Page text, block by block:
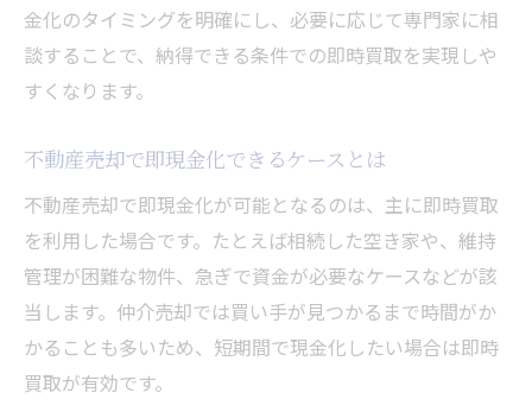
金化のタイミングを明確にし、必要に応じて専門家に相
談することで、納得できる条件での即時買取を実現しや
すくなります。
不動産売却で即現金化できるケースとは
不動産売却で即現金化が可能となるのは、主に即時買取
を利用した場合です。たとえば相続した空き家や、維持
管理が困難な物件、急ぎで資金が必要なケースなどが該
当します。仲介売却では買い手が見つかるまで時間がか
かることも多いため、短期間で現金化したい場合は即時
買取が有効です。